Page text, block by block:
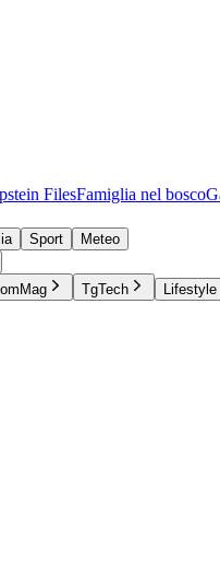
FilesFamiglia nel bosco
Sport
Meteo
TgTech Lifestyle